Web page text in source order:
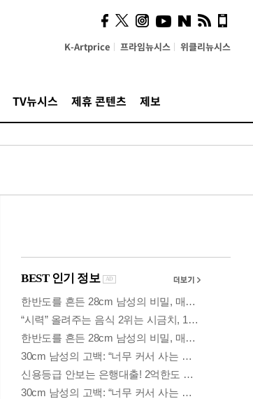
K-Artprice 프라임뉴시스 위클리뉴시스
TV뉴시스 제휴 콘텐츠 제보
시, 스마트폰 액세서리에
NFC 더했다